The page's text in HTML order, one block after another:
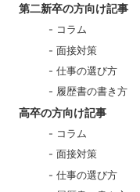
第二新卒の方向け記事
コラム
面接対策
仕事の選び方
履歴書の書き方
高卒の方向け記事
コラム
面接対策
仕事の選び方